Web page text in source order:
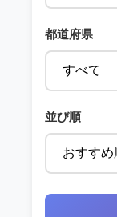
都道府県
並び順